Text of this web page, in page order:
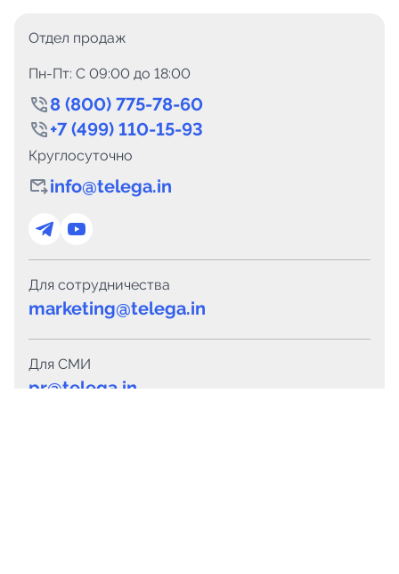
Отдел продаж
Пн-Пт: C 09:00 до 18:00
8 (800) 775-78-60
+7 (499) 110-15-93
Круглосуточно
info@telega.in
Для сотрудничества
marketing@telega.in
Для СМИ
pr@telega.in